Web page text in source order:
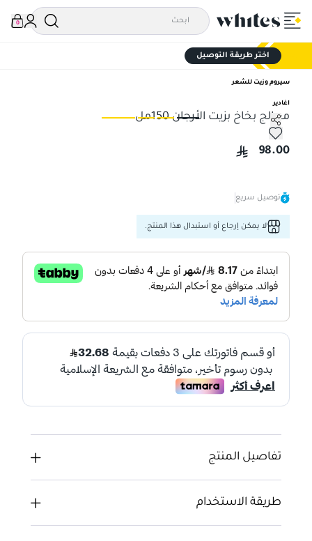
0
اختر طريقة التوصيل
سيروم وزيت للشعر
اغادير
معالج بخاخ بزيت الأرجان 150مل
معالج بخاخ بزيت الأرجان 150مل
98.00
توصيل سريع
لا يمكن إرجاع أو استبدال هذا المنتج.
تفاصيل المنتج
طريقة الاستخدام